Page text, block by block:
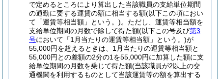
で定めるところにより算出した当該職員の支給単位期間
の通勤に要する運賃の額に相当する額(以下この項におい
て「運賃等相当額」という。)。 ただし、運賃等相当額を
支給単位期間の月数で除して得た額(以下この号及び第3
号において「1月当たりの運賃等相当額」という。)が
55,000円を超えるときは、1月当たりの運賃等相当額と
55,000円との差額の2分の1を55,000円に加算した額に支
給単位期間の月数を乗じて得た額(当該職員が2以上の交
通機関を利用するものとして当該運賃等の額を算出する